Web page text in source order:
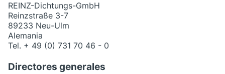
REINZ-Dichtungs-GmbH
Reinzstraße 3-7
89233 Neu-Ulm
Alemania
Tel. + 49 (0) 731 70 46 - 0
Directores generales